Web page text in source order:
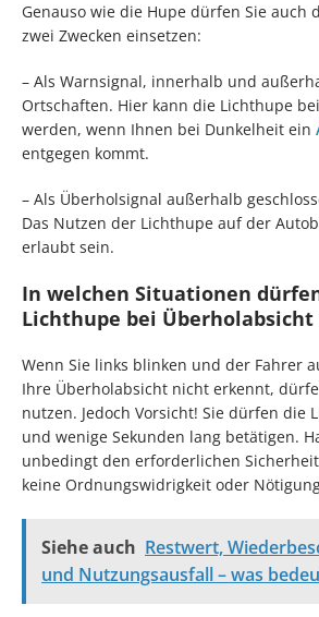
Genauso wie die Hupe dürfen Sie auch
zwei Zwecken einsetzen:
– Als Warnsignal, innerhalb und
Ortschaften. Hier kann die Lichthupe
werden, wenn Ihnen bei Dunkelheit ein
entgegen kommt.
– Als Überholsignal außerhalb
Das Nutzen der Lichthupe auf der
erlaubt sein.
In welchen Situationen
Lichthupe bei Überholabsicht
Wenn Sie links blinken und der Fahrer
Ihre Überholabsicht nicht erkennt,
nutzen. Jedoch Vorsicht! Sie dürfen die
und wenige Sekunden lang betätigen.
unbedingt den erforderlichen
keine Ordnungswidrigkeit oder
Siehe auch Restwert,
und Nutzungsausfall – was